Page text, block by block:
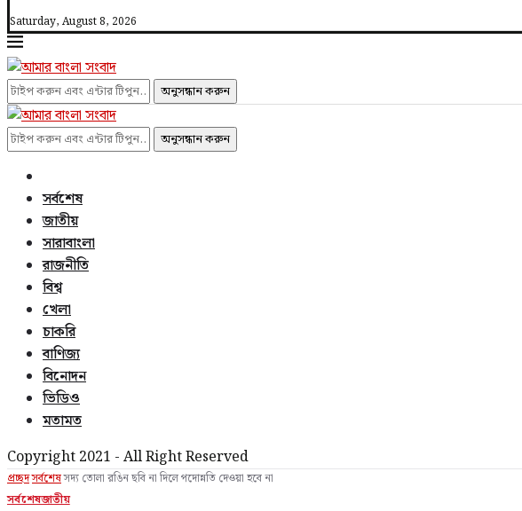
Saturday, August 8, 2026
অনুসন্ধান করুন
অনুসন্ধান করুন
সর্বশেষ
জাতীয়
সারাবাংলা
রাজনীতি
বিশ্ব
খেলা
চাকরি
বাণিজ্য
বিনোদন
ভিডিও
মতামত
Copyright 2021 - All Right Reserved
প্রচ্ছদসর্বশেষসদ্য তোলা রঙিন ছবি না দিলে পদোন্নতি দেওয়া হবে না
সর্বশেষজাতীয়